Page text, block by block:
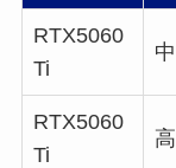
RTX5060
Ti
中
RTX5060
Ti
高